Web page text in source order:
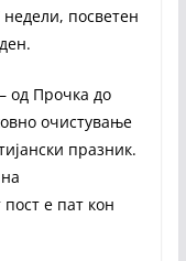
посветен
од Прочка до
очистување
празник.
пост е пат кон